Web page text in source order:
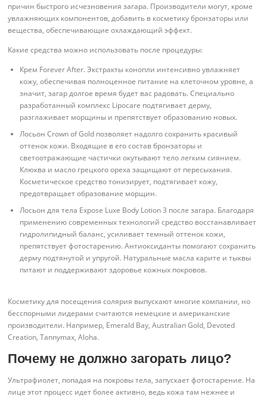
причин быстрого исчезновения загара. Производители могут, кроме
увлажняющих компонентов, добавить в косметику бронзаторы или
вещества, обеспечивающие охлаждающий эффект.
Какие средства можно использовать после процедуры:
Крем Forever After. Экстракты конопли интенсивно увлажняет
кожу, обеспечивая полноценное питание на клеточном уровне, а
значит, загар долгое время будет вас радовать. Специально
разработанный комплекс Lipocare подтягивает дерму,
разглаживает морщины и препятствует образованию новых.
Лосьон Crown of Gold позволяет надолго сохранить красивый
оттенок кожи. Входящие в его состав бронзаторы и
светоотражающие частички окутывают тело легким сиянием.
Клюква и масло грецкого ореха защищают от пересыхания.
Косметическое средство тонизирует, подтягивает кожу,
предотвращает образование морщин.
Лосьон для тела Expose Luxe Body Lotion 3 после загара. Благодаря
применению современных технологий средство восстанавливает
гидролипидный баланс, усиливает темный оттенок кожи,
препятствует фотостарению. Антиоксиданты помогают сохранить
дерму подтянутой и упругой. Натуральные масла карите и тыквы
питают и поддерживают здоровье кожных покровов.
Косметику для посещения солярия выпускают многие компании, но
бесспорными лидерами считаются немецкие и американские
производители. Например, Emerald Bay, Australian Gold, Devoted
Creation, Tannymax, Aloha.
Почему не должно загорать лицо?
Ультрафиолет, попадая на покровы тела, запускает фотостарение. На
лице этот процесс идет более активно, ведь кожа там нежнее и